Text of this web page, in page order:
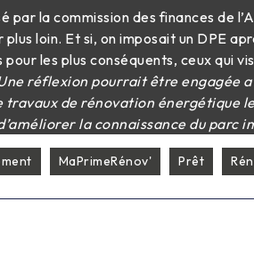
par la commission des finances de
loin. Et si, on imposait un DPE
les plus conséquents, ceux qui
réflexion pourrait être engagée
travaux de rénovation énergétique
la connaissance du parc
MaPrimeRénov' Prêt